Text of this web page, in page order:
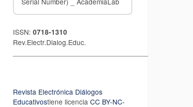
ISSN: 0718-1310
Rev.Electr.Dialog.Educ.
Revista Electrónica Diálogos
Educativostiene licencia CC BY-NC-